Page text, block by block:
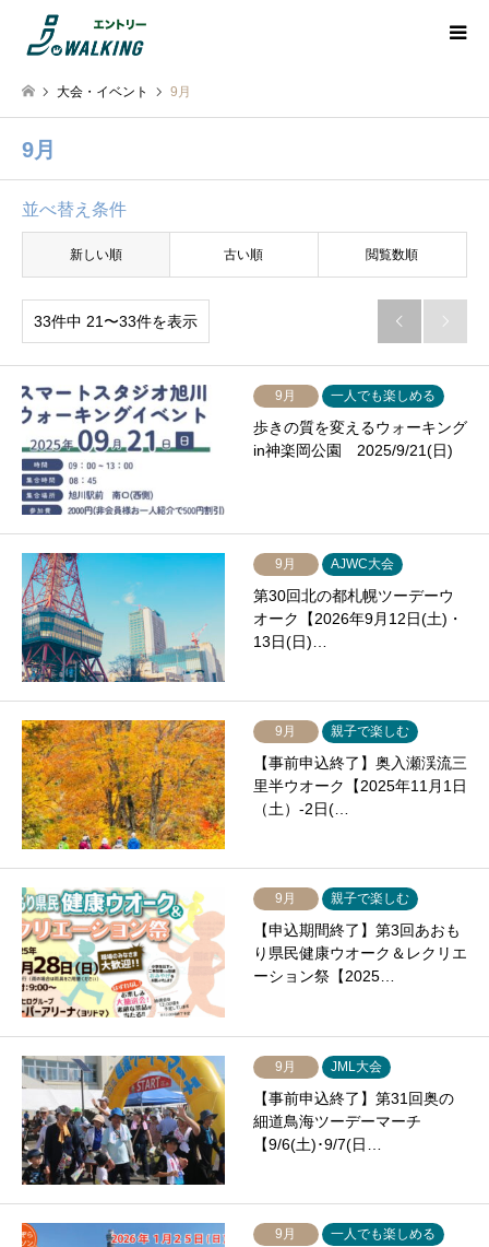
大会・イベント 9月
9月
並べ替え条件
新しい順 古い順 閲覧数順
33件中 21〜33件を表示  
9月 一人でも楽しめる
歩きの質を変えるウォーキング
in神楽岡公園 2025/9/21(日)
9月 AJWC大会
第30回北の都札幌ツーデーウ
オーク【2026年9月12日(土)・
13日(日)…
9月 親子で楽しむ
【事前申込終了】奥入瀬渓流三
里半ウオーク【2025年11月1日
（土）-2日(…
9月 親子で楽しむ
【申込期間終了】第3回あおも
り県民健康ウオーク＆レクリエ
ーション祭【2025…
9月 JML大会
【事前申込終了】第31回奥の
細道鳥海ツーデーマーチ
【9/6(土)･9/7(日…
9月 一人でも楽しめる